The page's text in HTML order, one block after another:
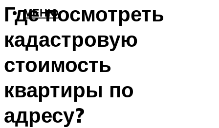
МЕНЮ
Где посмотреть
кадастровую
стоимость
квартиры по
адресу?